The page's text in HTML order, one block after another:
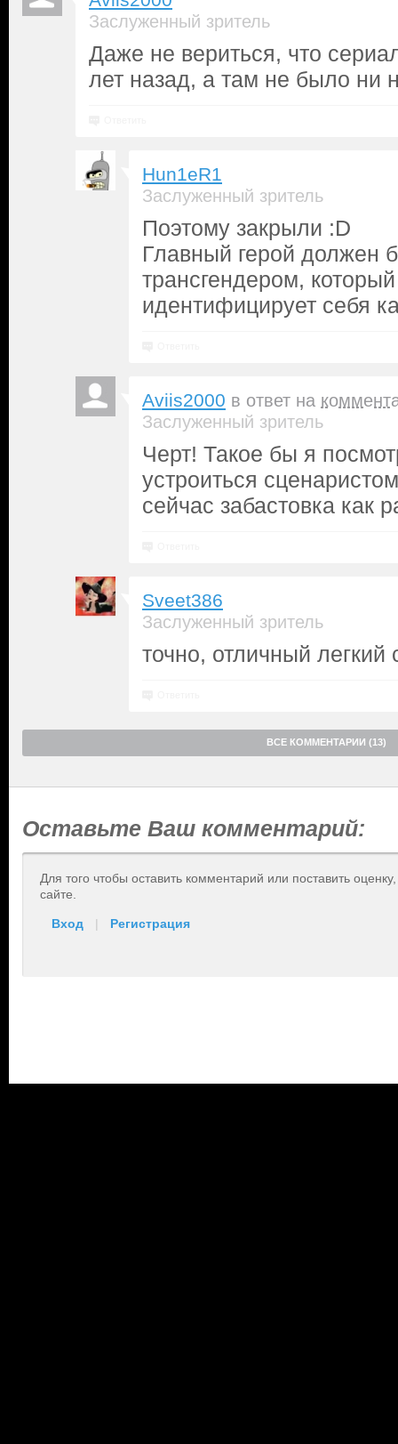
Заслуженный зритель
Даже не вериться, что
лет назад, а там не было ни
Hun1eR1
Заслуженный зритель
Поэтому закрыли :D
Главный герой должен
трансгендером,
идентифицирует себя
Aviis2000 в ответ на
Заслуженный зритель
Черт! Такое бы я
устроиться
сейчас забастовка как
Sveet386
Заслуженный зритель
точно, отличный легкий
ВСЕ КОММЕНТАРИИ (13)
Оставьте Ваш комментарий:
Для того чтобы оставить комментарий или поставить
сайте.
Вход | Регистрация